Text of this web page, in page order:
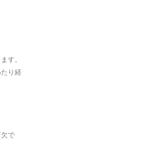
す。
り経
で